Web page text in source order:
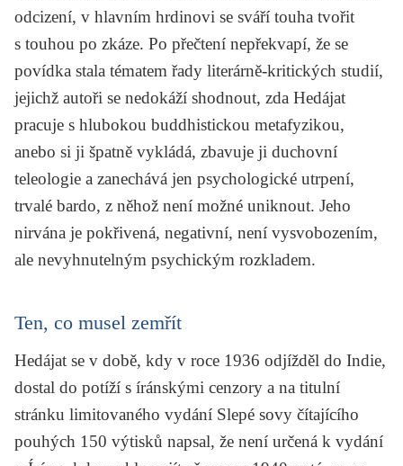
odcizení, v hlavním hrdinovi se sváří touha tvořit
s touhou po zkáze. Po přečtení nepřekvapí, že se
povídka stala tématem řady literárně-kritických studií,
jejichž autoři se nedokáží shodnout, zda Hedájat
pracuje s hlubokou buddhistickou metafyzikou,
anebo si ji špatně vykládá, zbavuje ji duchovní
teleologie a zanechává jen psychologické utrpení,
trvalé bardo, z něhož není možné uniknout. Jeho
nirvána je pokřivená, negativní, není vysvobozením,
ale nevyhnutelným psychickým rozkladem.
Ten, co musel zemřít
Hedájat se v době, kdy v roce 1936 odjížděl do Indie,
dostal do potíží s íránskými cenzory a na titulní
stránku limitovaného vydání Slepé sovy čítajícího
pouhých 150 výtisků napsal, že není určená k vydání